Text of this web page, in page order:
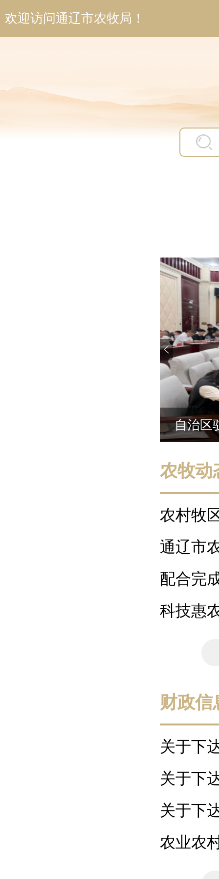
欢迎访问通辽市农牧局！
市直农
农牧动
农村牧
通辽市
配合完
科技惠
财政信
关于下
关于下
关于下
农业农